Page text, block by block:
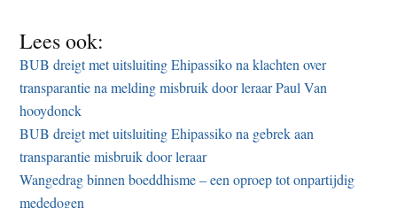
Lees ook:
BUB dreigt met uitsluiting Ehipassiko na klachten over
transparantie na melding misbruik door leraar Paul Van
hooydonck
BUB dreigt met uitsluiting Ehipassiko na gebrek aan
transparantie misbruik door leraar
Wangedrag binnen boeddhisme – een oproep tot onpartijdig
mededogen